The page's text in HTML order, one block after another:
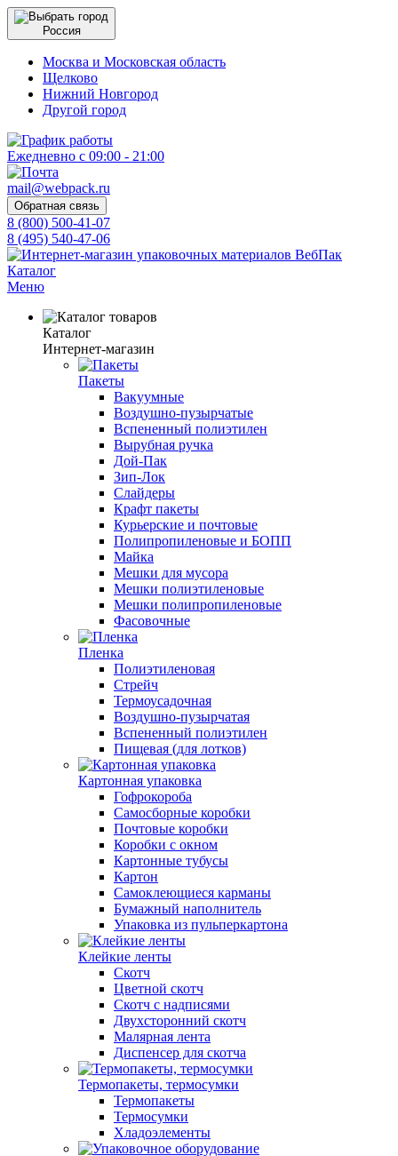
Россия
Москва и Московская область
Щелково
Нижний Новгород
Другой город
Ежедневно с 09:00 - 21:00
mail@webpack.ru
Обратная связь
8 (800) 500-41-07
8 (495) 540-47-06
Каталог
Меню
Каталог
Интернет-магазин
Пакеты
Вакуумные
Воздушно-пузырчатые
Вспененный полиэтилен
Вырубная ручка
Дой-Пак
Зип-Лок
Слайдеры
Крафт пакеты
Курьерские и почтовые
Полипропиленовые и БОПП
Майка
Мешки для мусора
Мешки полиэтиленовые
Мешки полипропиленовые
Фасовочные
Пленка
Полиэтиленовая
Стрейч
Термоусадочная
Воздушно-пузырчатая
Вспененный полиэтилен
Пищевая (для лотков)
Картонная упаковка
Гофрокороба
Самосборные коробки
Почтовые коробки
Коробки с окном
Картонные тубусы
Картон
Самоклеющиеся карманы
Бумажный наполнитель
Упаковка из пульперкартона
Клейкие ленты
Скотч
Цветной скотч
Скотч с надписями
Двухсторонний скотч
Малярная лента
Диспенсер для скотча
Термопакеты, термосумки
Термопакеты
Термосумки
Хладоэлементы